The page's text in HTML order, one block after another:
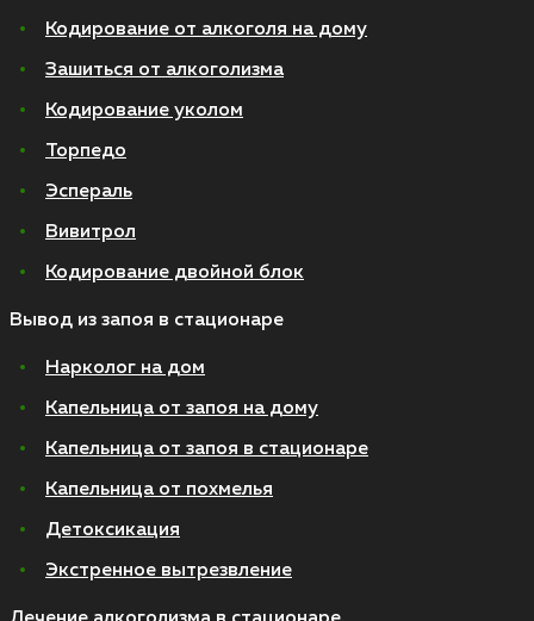
Кодирование от алкоголя на дому
Зашиться от алкоголизма
Кодирование уколом
Торпедо
Эспераль
Вивитрол
Кодирование двойной блок
Вывод из запоя в стационаре
Нарколог на дом
Капельница от запоя на дому
Капельница от запоя в стационаре
Капельница от похмелья
Детоксикация
Экстренное вытрезвление